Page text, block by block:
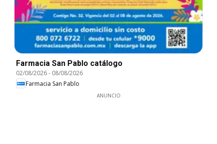
Farmacia San Pablo catálogo
02/08/2026- 08/08/2026
Farmacia San Pablo
ANUNCIO